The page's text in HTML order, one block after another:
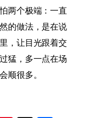
两个极端：一直
的做法，是在说
，让目光跟着交
猛，多一点在场
顺很多。